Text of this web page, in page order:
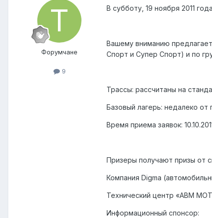
Форумчане
9
В субботу, 19 ноября 2011
Вашему вниманию
Спорт и Супер Спорт) и по
Трассы: рассчитаны на
Базовый лагерь: недалеко от
Время приема заявок: 10.10.2011
Призеры получают призы от
Компания Digma
Технический центр «ABM
Информационный спонсор: